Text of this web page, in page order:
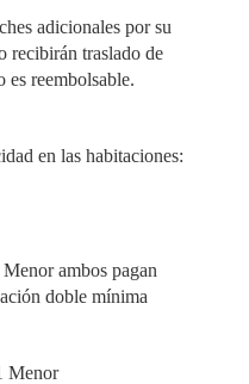
adicionales por su
recibirán traslado de
es reembolsable.
en las habitaciones:
ambos pagan
doble mínima
Menor